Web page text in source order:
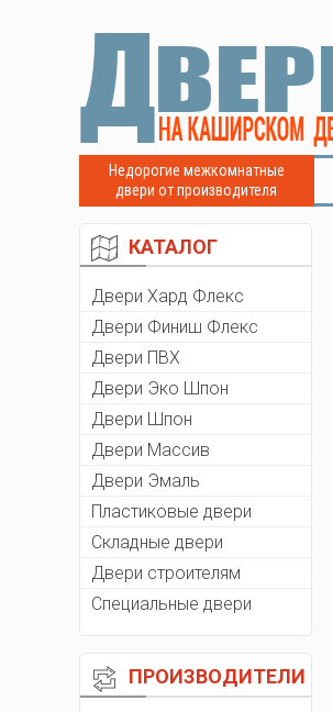
Недорогие межкомнатные
двери от производителя
КАТАЛОГ
Двери Хард Флекс
Двери Финиш Флекс
Двери ПВХ
Двери Эко Шпон
Двери Шпон
Двери Массив
Двери Эмаль
Пластиковые двери
Складные двери
Двери строителям
Специальные двери
ПРОИЗВОДИТЕЛИ